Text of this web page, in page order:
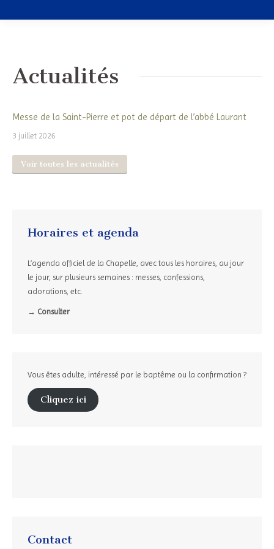
Actualités
Messe de la Saint-Pierre et pot de départ de l’abbé Laurant
3 juillet 2026
Voir toutes les actualités
Horaires et agenda
L’agenda officiel de la Chapelle, avec tous les horaires, au jour
le jour, sur plusieurs semaines : messes, confessions,
adorations, etc.
→ Consulter
Vous êtes adulte, intéressé par le baptême ou la confirmation ?
Cliquez ici
Contact